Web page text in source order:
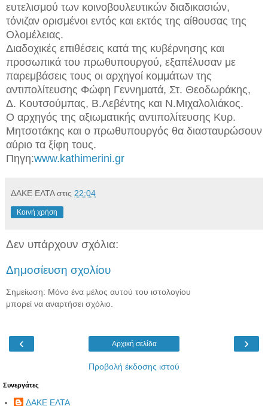
ευτελισμού των κοινοβουλευτικών διαδικασιών,
τόνιζαν ορισμένοι εντός και εκτός της αίθουσας της
Ολομέλειας.
Διαδοχικές επιθέσεις κατά της κυβέρνησης και
προσωπικά του πρωθυπουργού, εξαπέλυσαν με
παρεμβάσεις τους οι αρχηγοί κομμάτων της
αντιπολίτευσης Φώφη Γεννηματά, Στ. Θεοδωράκης,
Δ. Κουτσούμπας, Β.Λεβέντης και Ν.Μιχαλολιάκος.
Ο αρχηγός της αξιωματικής αντιπολίτευσης Κυρ.
Μητσοτάκης και ο πρωθυπουργός θα διασταυρώσουν
αύριο τα ξίφη τους.
Πηγη:www.kathimerini.gr
ΔΑΚΕ ΕΛΤΑ στις 22:04
Κοινή χρήση
Δεν υπάρχουν σχόλια:
Δημοσίευση σχολίου
Σημείωση: Μόνο ένα μέλος αυτού του ιστολογίου
μπορεί να αναρτήσει σχόλιο.
‹ ›
Αρχική σελίδα
Προβολή έκδοσης ιστού
Συνεργάτες
ΔΑΚΕ ΕΛΤΑ